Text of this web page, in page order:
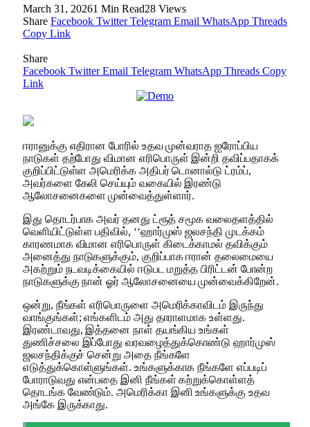
March 31, 20261 Min Read28 Views
Share Facebook Twitter Telegram Email WhatsApp Threads
Copy Link
Share
Facebook Twitter Email Telegram WhatsApp Threads Copy
Link
ஈரானுக்கு எதிரான போரில் உதவ முன்வராத ஐரோப்பிய
நாடுகள் தற்போது விமான எரிபொருள் இன்றி தவிப்பதாகக்
குறிப்பிட்டுள்ள அமெரிக்க அதிபர் டொனால்டு ட்ரம்ப்,
அவர்களை கேலி செய்யும் வகையில் இரண்டு
ஆலோசனைகளை முன்வைத்துள்ளார்.
இது தொடர்பாக அவர் தனது ட்ரூத் சமூக வலைதளத்தில்
வெளியிட்டுள்ள பதிவில், ‘‘ஹார்முஸ் ஜலசந்தி முடக்கம்
காரணமாக விமான எரிபொருள் கிடைக்காமல் தவிக்கும்
அனைத்து நாடுகளுக்கும், குறிப்பாக ஈரான் தலைமையை
அகற்றும் நடவடிக்கையில் ஈடுபட மறுத்த பிரிட்டன் போன்ற
நாடுகளுக்கு நான் ஓர் ஆலோசனையை முன்வைக்கிறேன்.
ஒன்று, நீங்கள் எரிபொருளை அமெரிக்காவிடம் இருந்து
வாங்குங்கள்; எங்களிடம் அது தாராளமாக உள்ளது.
இரண்டாவது, இத்தனை நாள் தயங்கிய உங்கள்
துணிச்சலை இப்போது வரவழைத்துக்கொண்டு ஹார்முஸ்
ஜலசந்திக்குச் சென்று அதை நீங்களே
எடுத்துக்கொள்ளுங்கள். உங்களுக்காக நீங்களே எப்படிப்
போராடுவது என்பதை இனி நீங்கள் கற்றுக்கொள்ளத்
தொடங்க வேண்டும். அமெரிக்கா இனி உங்களுக்கு உதவ
அங்கே இருக்காது.